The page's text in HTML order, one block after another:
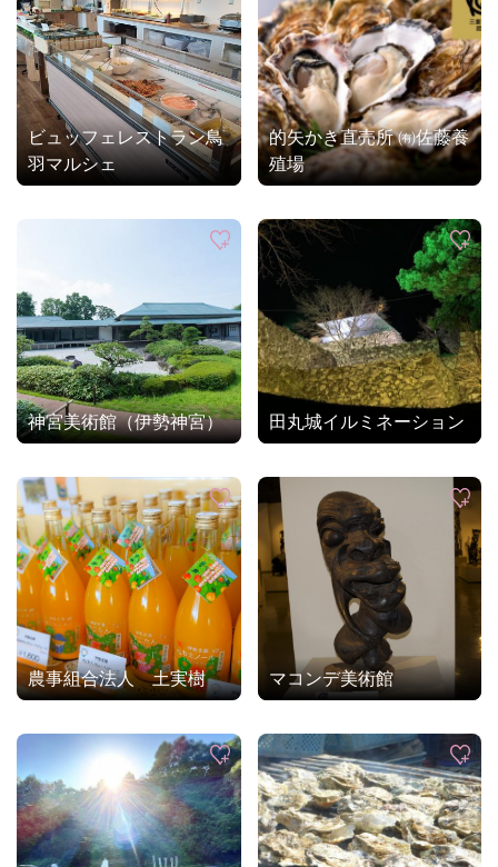
ビュッフェレストラン鳥
羽マルシェ
的矢かき直売所 ㈲佐藤養
殖場
神宮美術館（伊勢神宮） 田丸城イルミネーション
農事組合法人 土実樹 マコンデ美術館